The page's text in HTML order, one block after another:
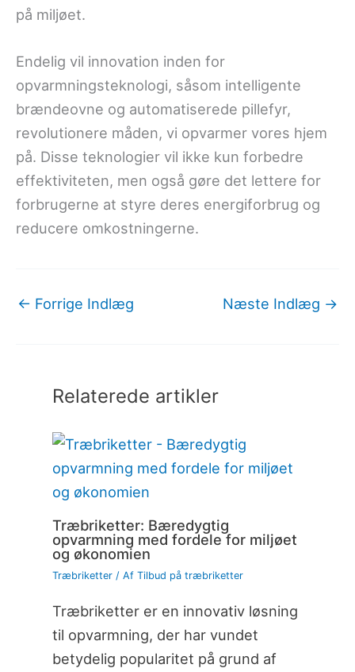
på miljøet.
Endelig vil innovation inden for
opvarmningsteknologi, såsom intelligente
brændeovne og automatiserede pillefyr,
revolutionere måden, vi opvarmer vores hjem
på. Disse teknologier vil ikke kun forbedre
effektiviteten, men også gøre det lettere for
forbrugerne at styre deres energiforbrug og
reducere omkostningerne.
← Forrige Indlæg Næste Indlæg →
Relaterede artikler
Træbriketter: Bæredygtig
opvarmning med fordele for miljøet
og økonomien
Træbriketter/ Af Tilbud på træbriketter
Træbriketter er en innovativ løsning
til opvarmning, der har vundet
betydelig popularitet på grund af